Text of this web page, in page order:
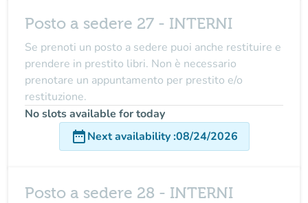
Posto a sedere 27 - INTERNI
Se prenoti un posto a sedere puoi anche restituire e
prendere in prestito libri. Non è necessario
prenotare un appuntamento per prestito e/o
restituzione.
No slots available for today
date_rangeNext availability:08/24/2026
Posto a sedere 28 - INTERNI